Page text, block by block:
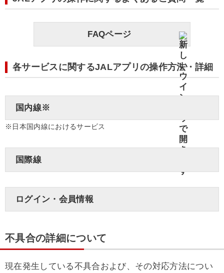
FAQページ
各サービスに関するJALアプリの操作方法・詳細
国内線※
※日本国内線におけるサービス
国際線
ログイン・会員情報
不具合の詳細について
現在発生している不具合および、その対応方法につい